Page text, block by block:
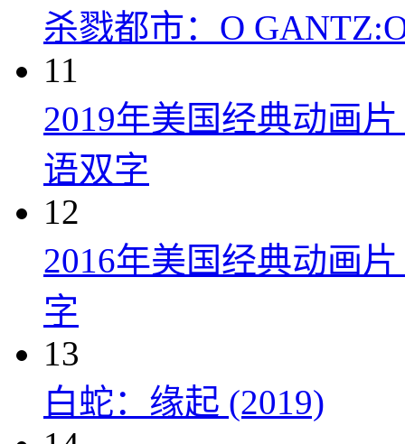
杀戮都市：O
11
2019年美国经典动画
语双字
12
2016年美国经典动画
字
13
白蛇：缘起 (2019)